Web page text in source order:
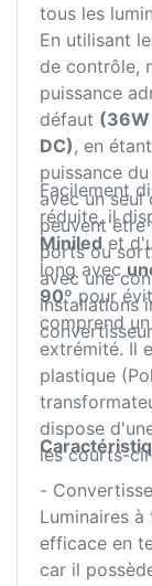
tous les
En utilisant
de contrôle,
puissance
défaut (36W
DC), en
puissance
avec un seul
peuvent
ports ou
avec une
installations
Facilement
réduite, il
Miniledet
long avec
90ºpour
comprend
extrémité. Il
plastique
dispose
les courts-
-
Luminaires
efficace en
car il